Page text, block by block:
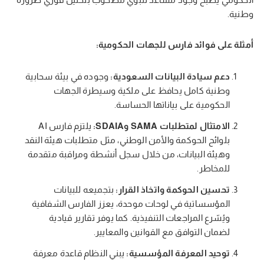
وطنية.
أمثلة على فوائد فارس للجهات الحكومية:
دعم سيادة البيانات السعودية: وجوده في بيئة سحابية
وطنية كامل يحافظ على ملكية وسيطرة الجهات
الحكومية على بياناتها الحساسة.
الامتثال لمتطلبات SAMA وSDAIA:
يلتزم فارس AI
بلوائح الحوكمة والأمن الوطني، مثل متطلبات هيئة النقد
وهيئة البيانات، من خلال سجل أنشطة ومراقبة متقدمة
للمخاطر.
تحسين الحوكمة واتخاذ القرار: بتجميعه للبيانات
المؤسساتية في لوحات موحدة، يعزز الفارس الشفافية
ويُسّرع المراجعات التنفيذية. كما يوفر تقارير قيادية
لضمان التوافق مع القوانين والمعايير.
توحيد المعرفة المؤسسية: يبني النظام قاعدة معرفة